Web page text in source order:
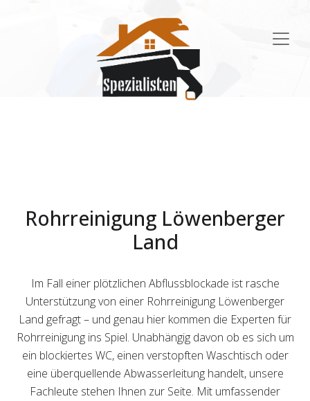
Rohrreinigung Löwenberger
Land
Im Fall einer plötzlichen Abflussblockade ist rasche
Unterstützung von einer Rohrreinigung Löwenberger
Land gefragt – und genau hier kommen die Experten für
Rohrreinigung ins Spiel. Unabhängig davon ob es sich um
ein blockiertes WC, einen verstopften Waschtisch oder
eine überquellende Abwasserleitung handelt, unsere
Fachleute stehen Ihnen zur Seite. Mit umfassender